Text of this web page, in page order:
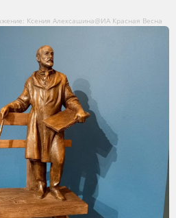
Ксения Алексашина@ИА Красная Весна